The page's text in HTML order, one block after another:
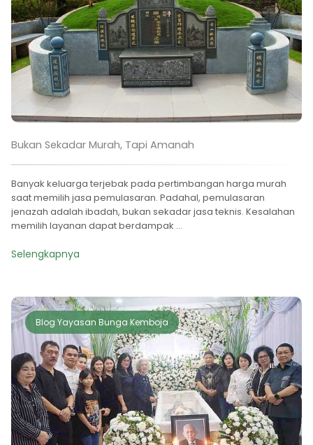
Bukan Sekadar Murah, Tapi Amanah
Banyak keluarga terjebak pada pertimbangan harga murah
saat memilih jasa pemulasaran. Padahal, pemulasaran
jenazah adalah ibadah, bukan sekadar jasa teknis. Kesalahan
memilih layanan dapat berdampak ...
Selengkapnya
Blog Yayasan Bunga Kemboja